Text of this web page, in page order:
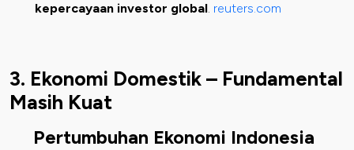
kepercayaan investor global. reuters.com
3. Ekonomi Domestik – Fundamental
Masih Kuat
Pertumbuhan Ekonomi Indonesia